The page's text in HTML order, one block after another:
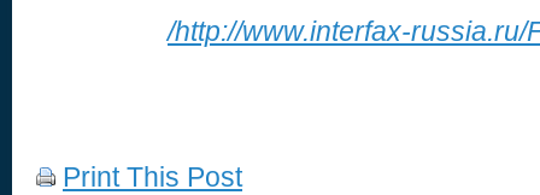
/http://www.interfax-
Print This Post